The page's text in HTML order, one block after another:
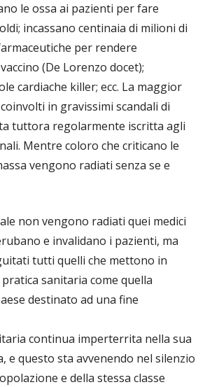
le ossa ai pazienti per fare
incassano centinaia di milioni di
per rendere
(De Lorenzo docet);
cardiache killer; ecc. La maggior
in gravissimi scandali di
tuttora regolarmente iscritta agli
Mentre coloro che criticano le
vengono radiati senza se e
non vengono radiati quei medici
e invalidano i pazienti, ma
tutti quelli che mettono in
sanitaria come quella
destinato ad una fine
continua imperterrita nella sua
e questo sta avvenendo nel silenzio
e della stessa classe